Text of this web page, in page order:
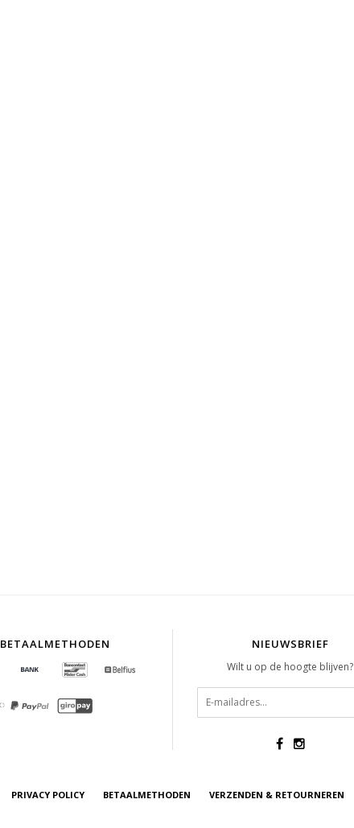
BETAALMETHODEN NIEUWSBRIEF
Wilt u op de hoogte blijven?
PRIVACY POLICY BETAALMETHODEN VERZENDEN & RETOURNEREN